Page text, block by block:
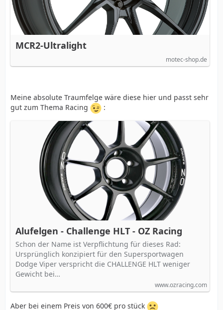
MCR2-Ultralight
motec-shop.de
Meine absolute Traumfelge wäre diese hier und passt sehr
gut zum Thema Racing
:
Alufelgen - Challenge HLT - OZ Racing
Schon der Name ist Verpflichtung für dieses Rad:
Ursprünglich konzipiert für den Supersportwagen
Dodge Viper verspricht die CHALLENGE HLT weniger
Gewicht bei…
www.ozracing.com
Aber bei einem Preis von 600€ pro stück